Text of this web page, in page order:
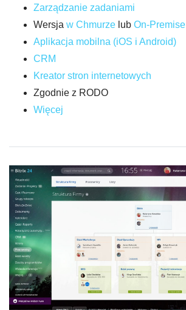
Zarządzanie zadaniami
Wersja w Chmurze lub On-Premise
Aplikacja mobilna (iOS i Android)
CRM
Kreator stron internetowych
Zgodnie z RODO
Więcej